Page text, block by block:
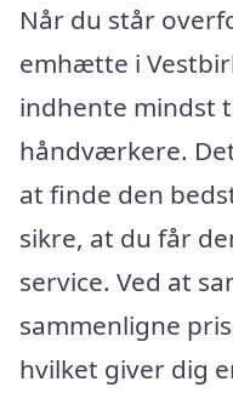
Når du står
emhætte i
indhente mindst
håndværkere.
at finde den
sikre, at du får
service. Ved at
sammenligne
hvilket giver dig